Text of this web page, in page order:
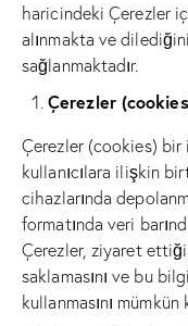
haricindeki Çerezler
alınmakta ve
sağlanmaktadır.
Çerezler
Çerezler (cookies)
kullanıcılara ilişkin
cihazlarında
formatında veri
Çerezler, ziyaret
saklamasını ve bu
kullanmasını mümkün